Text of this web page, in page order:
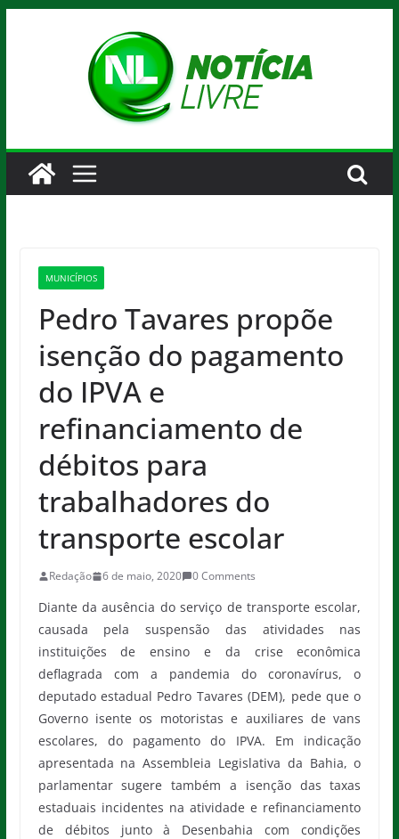
MUNICÍPIOS
Pedro Tavares propõe
isenção do pagamento
do IPVA e
refinanciamento de
débitos para
trabalhadores do
transporte escolar
Redação 6 de maio, 2020 0 Comments
Diante da ausência do serviço de transporte escolar,
causada pela suspensão das atividades nas
instituições de ensino e da crise econômica
deflagrada com a pandemia do coronavírus, o
deputado estadual Pedro Tavares (DEM), pede que o
Governo isente os motoristas e auxiliares de vans
escolares, do pagamento do IPVA. Em indicação
apresentada na Assembleia Legislativa da Bahia, o
parlamentar sugere também a isenção das taxas
estaduais incidentes na atividade e refinanciamento
de débitos junto à Desenbahia com condições